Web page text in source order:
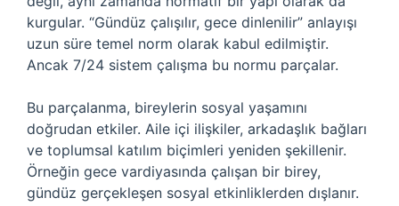
kurgular. “Gündüz çalışılır, gece dinlenilir” anlayışı
uzun süre temel norm olarak kabul edilmiştir.
Ancak 7/24 sistem çalışma bu normu parçalar.
Bu parçalanma, bireylerin sosyal yaşamını
doğrudan etkiler. Aile içi ilişkiler, arkadaşlık bağları
ve toplumsal katılım biçimleri yeniden şekillenir.
Örneğin gece vardiyasında çalışan bir birey,
gündüz gerçekleşen sosyal etkinliklerden dışlanır.